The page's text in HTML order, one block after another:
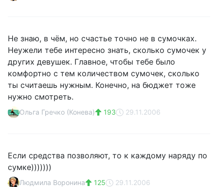
Не знаю, в чём, но счастье точно не в сумочках.
Неужели тебе интересно знать, сколько сумочек у
других девушек. Главное, чтобы тебе было
комфортно с тем количеством сумочек, сколько
ты считаешь нужным. Конечно, на бюджет тоже
нужно смотреть.
Ольга Гречко (Конева) 193 29.11.2006
Если средства позволяют, то к каждому наряду по
сумке)))))))
Людмила Воронина 125 29.11.2006